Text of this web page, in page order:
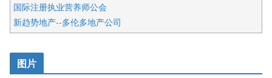
国际注册执业营养师公会
新趋势地产--多伦多地产公司
开明车行KS CAR SALES & SERVICE
健健宝公司
图片